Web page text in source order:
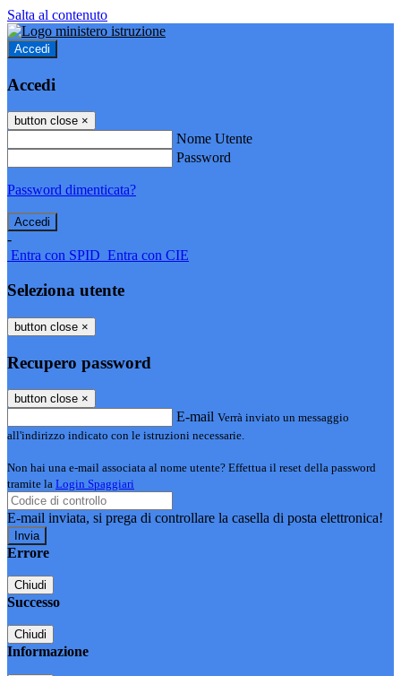
Salta al contenuto
Accedi
Accedi
button close ×
Nome Utente
Password
Password dimenticata?
-
Entra con SPID Entra con CIE
Seleziona utente
button close ×
Recupero password
button close ×
E-mail Verrà inviato un messaggio
all'indirizzo indicato con le istruzioni necessarie.
Non hai una e-mail associata al nome utente? Effettua il reset della password
tramite la Login Spaggiari
E-mail inviata, si prega di controllare la casella di posta elettronica!
Errore
Chiudi
Successo
Chiudi
Informazione